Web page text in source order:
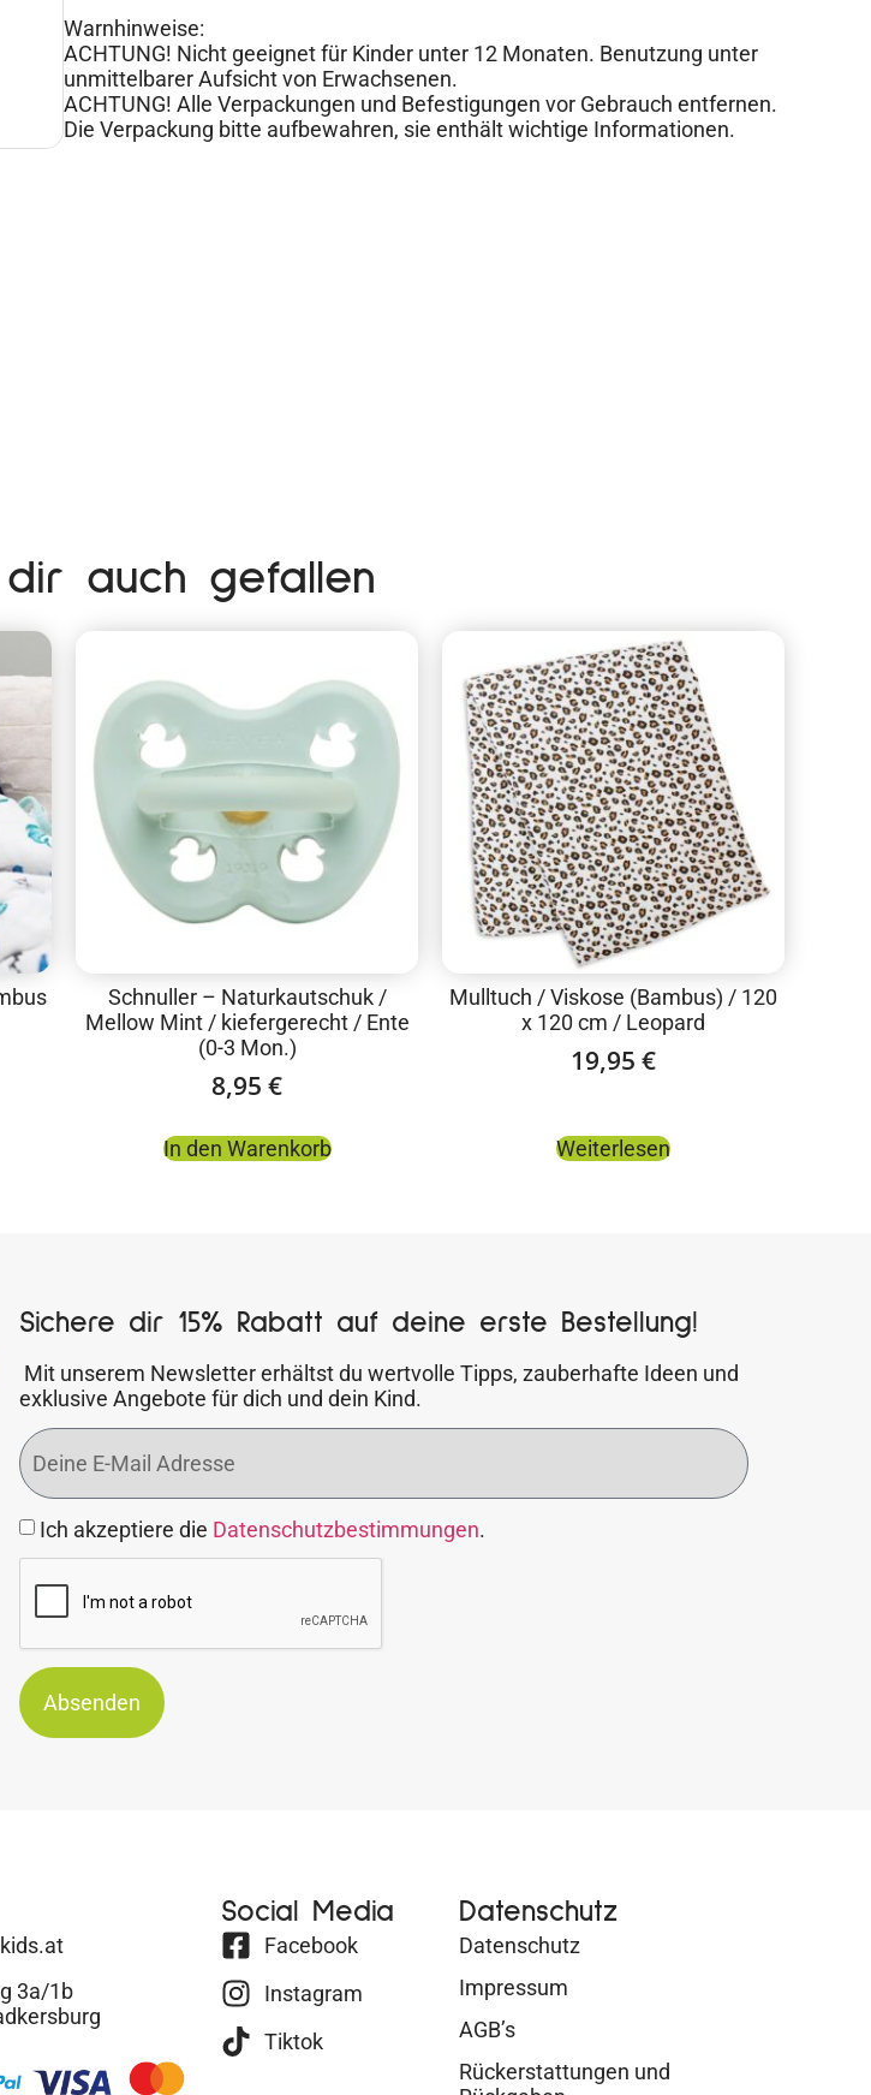
Warnhinweise:
ACHTUNG! Nicht geeignet für Kinder unter 12 Monaten. Benutzung unter
unmittelbarer Aufsicht von Erwachsenen.
ACHTUNG! Alle Verpackungen und Befestigungen vor Gebrauch entfernen.
Die Verpackung bitte aufbewahren, sie enthält wichtige Informationen.
dir auch gefallen
Schnuller – Naturkautschuk /
Mellow Mint / kiefergerecht / Ente
(0-3 Mon.)
8,95 €
In den Warenkorb
Mulltuch / Viskose (Bambus) / 120
x 120 cm / Leopard
19,95 €
Weiterlesen
Sichere dir 15% Rabatt auf deine erste Bestellung!
Mit unserem Newsletter erhältst du wertvolle Tipps, zauberhafte Ideen und
exklusive Angebote für dich und dein Kind.
Ich akzeptiere die Datenschutzbestimmungen.
Absenden
3a/1b
Social Media
Facebook
Instagram
Tiktok
Datenschutz
Datenschutz
Impressum
AGB’s
Rückerstattungen und